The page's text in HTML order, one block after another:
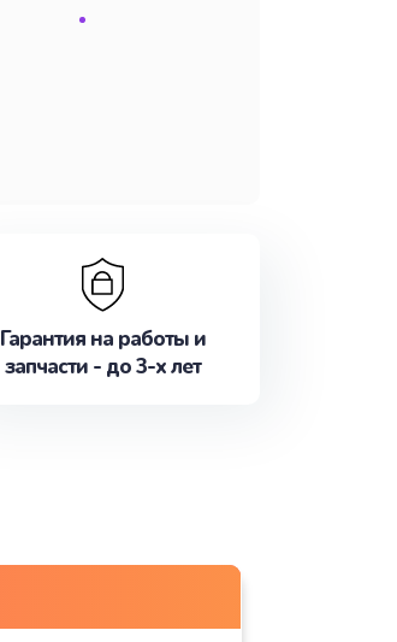
Гарантия на работы и
запчасти - до 3-х лет